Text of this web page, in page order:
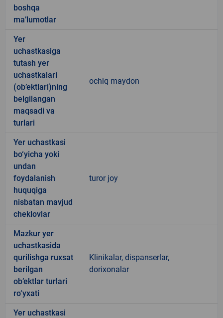
boshqa
ma’lumotlar
Yer
uchastkasiga
tutash yer
uchastkalari
(ob’ektlari)ning
belgilangan
maqsadi va
turlari
ochiq maydon
Yer uchastkasi
bo‘yicha yoki
undan
foydalanish
huquqiga
nisbatan mavjud
cheklovlar
turor joy
Mazkur yer
uchastkasida
qurilishga ruxsat
berilgan
ob’ektlar turlari
ro‘yxati
Klinikalar, dispanserlar,
dorixonalar
Yer uchastkasi